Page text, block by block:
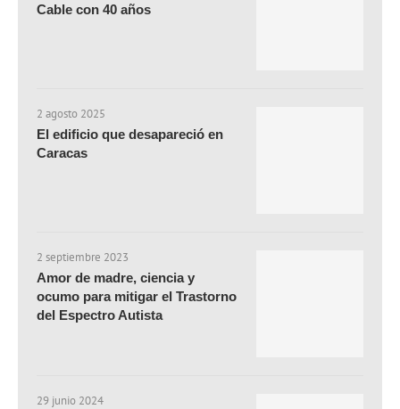
Cable con 40 años
2 agosto 2025
El edificio que desapareció en
Caracas
2 septiembre 2023
Amor de madre, ciencia y
ocumo para mitigar el Trastorno
del Espectro Autista
29 junio 2024